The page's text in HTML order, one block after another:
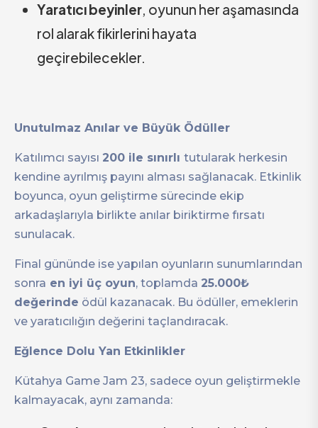
Yaratıcı beyinler, oyunun her aşamasında
rol alarak fikirlerini hayata
geçirebilecekler.
Unutulmaz Anılar ve Büyük Ödüller
Katılımcı sayısı 200 ile sınırlı tutularak herkesin
kendine ayrılmış payını alması sağlanacak. Etkinlik
boyunca, oyun geliştirme sürecinde ekip
arkadaşlarıyla birlikte anılar biriktirme fırsatı
sunulacak.
Final gününde ise yapılan oyunların sunumlarından
sonra en iyi üç oyun, toplamda 25.000₺
değerinde ödül kazanacak. Bu ödüller, emeklerin
ve yaratıcılığın değerini taçlandıracak.
Eğlence Dolu Yan Etkinlikler
Kütahya Game Jam 23, sadece oyun geliştirmekle
kalmayacak, aynı zamanda: